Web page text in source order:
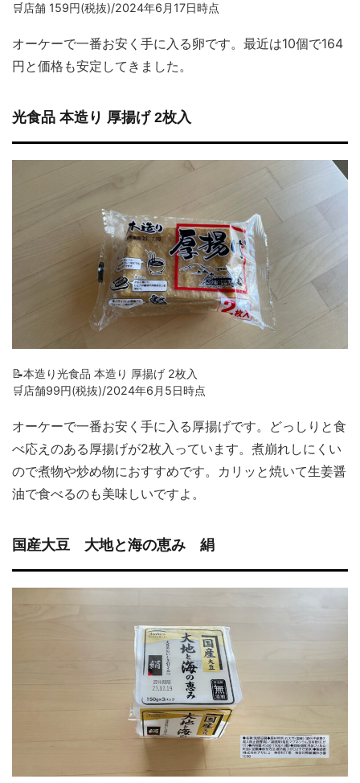
🛒店舗 159円(税抜)/2024年6月17日時点
オーケーで一番お安く手に入る卵です。最近は10個で164
円と価格も安定してきました。
光食品 本造り 厚揚げ 2枚入
📝本造り光食品 本造り 厚揚げ 2枚入
🛒店舗99円(税抜)/2024年6月5日時点
オーケーで一番お安く手に入る厚揚げです。どっしりと食
べ応えのある厚揚げが2枚入っています。煮崩れしにくい
ので煮物や炒め物におすすめです。カリッと焼いて生姜醤
油で食べるのも美味しいですよ。
国産大豆 大地と海の恵み 絹